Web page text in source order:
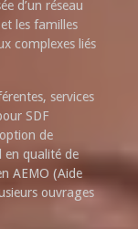
d’un réseau
les familles
complexes liés
services
SDF
de
en qualité de
AEMO (Aide
ouvrages